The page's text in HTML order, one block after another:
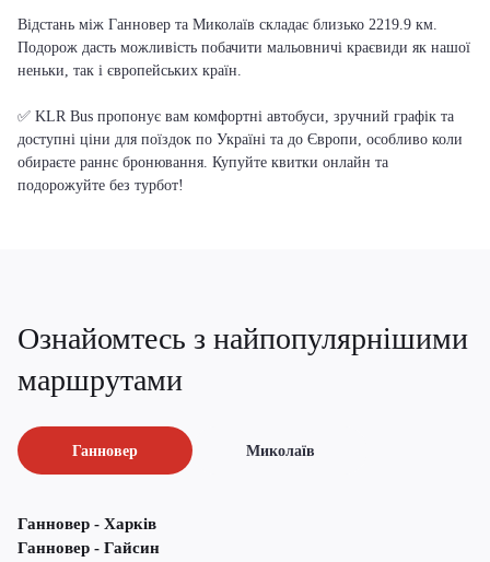
Відстань між Ганновер та Миколаїв складає близько 2219.9 км.
Подорож дасть можливість побачити мальовничі краєвиди як нашої
неньки, так і європейських країн.
✅ KLR Bus пропонує вам комфортні автобуси, зручний графік та
доступні ціни для поїздок по Україні та до Європи, особливо коли
обираєте раннє бронювання. Купуйте квитки онлайн та
подорожуйте без турбот!
Ознайомтесь з найпопулярнішими
маршрутами
Ганновер Миколаїв
Ганновер - Харків
Ганновер - Гайсин